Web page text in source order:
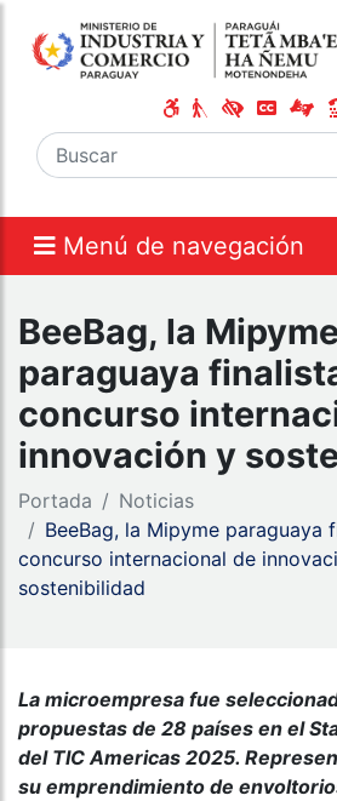
Menú de navegación
BeeBag, la Mipyme
paraguaya
concurso
innovación y
Portada
Noticias
BeeBag, la Mipyme paraguaya
concurso internacional de
sostenibilidad
La microempresa fue
propuestas de 28 países en el
del TIC Americas 2025.
su emprendimiento de